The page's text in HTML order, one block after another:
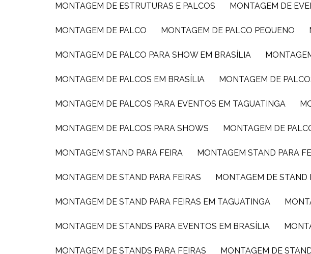
MONTAGEM DE ESTRUTURAS E PALCOS MONTAGEM DE
MONTAGEM DE PALCO MONTAGEM DE PALCO PEQUENO
MONTAGEM DE PALCO PARA SHOW EM BRASÍLIA
MONTAGEM DE PALCOS EM BRASÍLIA MONTAGEM DE
MONTAGEM DE PALCOS PARA EVENTOS EM TAGUATINGA
MONTAGEM DE PALCOS PARA SHOWS MONTAGEM DE
MONTAGEM STAND PARA FEIRA MONTAGEM STAND PARA
MONTAGEM DE STAND PARA FEIRAS MONTAGEM DE
MONTAGEM DE STAND PARA FEIRAS EM TAGUATINGA
MONTAGEM DE STANDS PARA EVENTOS EM BRASÍLIA
MONTAGEM DE STANDS PARA FEIRAS MONTAGEM DE